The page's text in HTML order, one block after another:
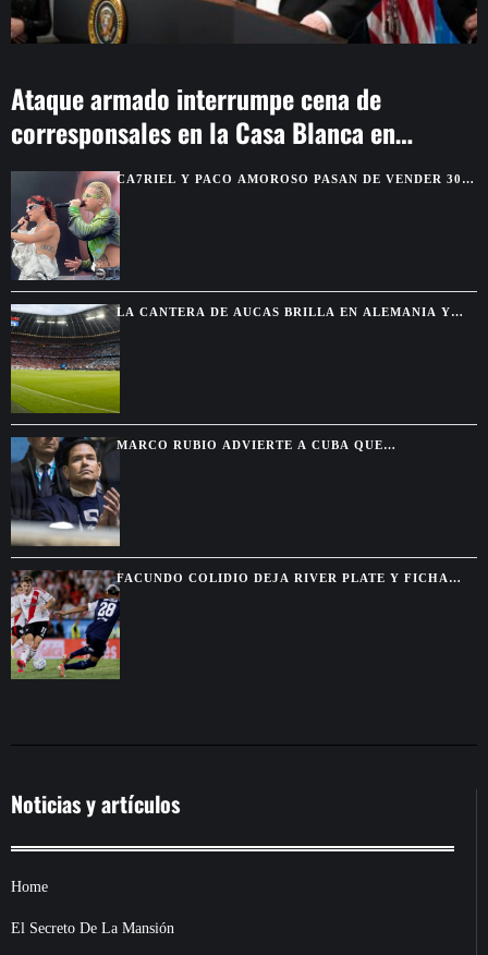
Ataque armado interrumpe cena de
corresponsales en la Casa Blanca en
WashingtonCA7RIEL Y PACO AMOROSO PASAN DE VENDER 300
BOLETOS A REUNIR 15.000 FANS EN MÉXICO
LA CANTERA DE AUCAS BRILLA EN ALEMANIA Y
TERMINA INVICTA FRENTE A GRANDES CLUBES
MARCO RUBIO ADVIERTE A CUBA QUE
FACUNDO COLIDIO DEJA RIVER PLATE Y FICHA
POR VASCO DA GAMA HASTA 2029
Noticias y artículos
Home
El Secreto De La Mansión